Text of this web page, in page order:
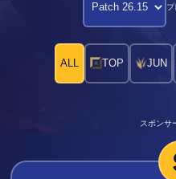
ALL TOP JUN
スポンサ